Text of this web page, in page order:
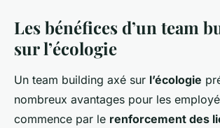
Les bénéfices d’un team
sur l’écologie
Un team building axé sur l’écologie
nombreux avantages pour les
commence par le renforcement des